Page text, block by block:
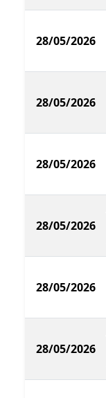
28/05/2026
28/05/2026
28/05/2026
28/05/2026
28/05/2026
28/05/2026